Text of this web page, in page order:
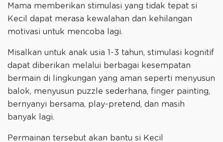
Mama memberikan stimulasi yang tidak tepat si
Kecil dapat merasa kewalahan dan kehilangan
motivasi untuk mencoba lagi.
Misalkan untuk anak usia 1-3 tahun, stimulasi kognitif
dapat diberikan melalui berbagai kesempatan
bermain di lingkungan yang aman seperti menyusun
balok, menyusun puzzle sederhana, finger painting,
bernyanyi bersama, play-pretend, dan masih
banyak lagi.
Permainan tersebut akan bantu si Kecil